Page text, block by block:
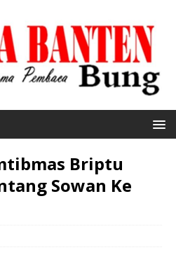
Briptu
Sowan Ke